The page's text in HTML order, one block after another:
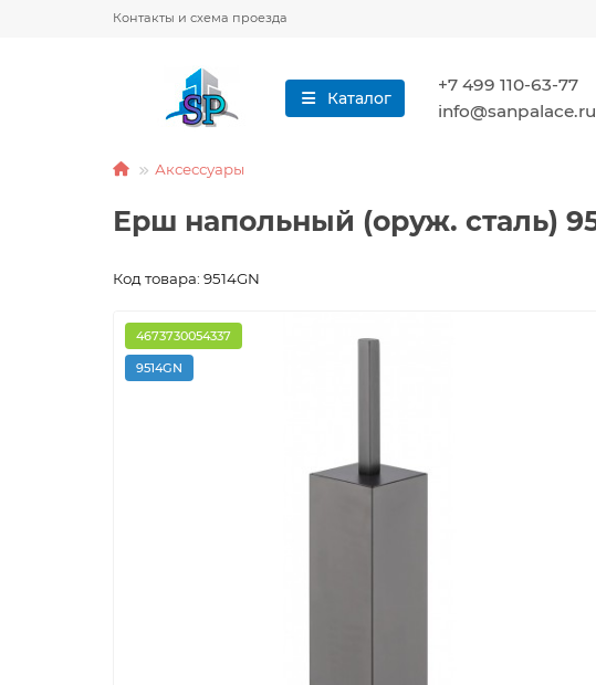
Контакты и схема проезда
Каталог
+7 499 110-63-77
info@sanpalace.ru
Аксессуары
Ерш напольный (оруж. сталь)
Код товара: 9514GN
4673730054337
9514GN